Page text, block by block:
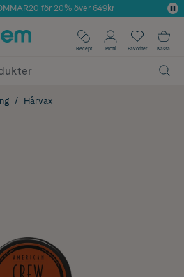
2025 inom Skönhet
för 20% över 649kr
✓ Fri frakt
på alla köp*
Recept Profil Favoriter Kassa
Hårvax